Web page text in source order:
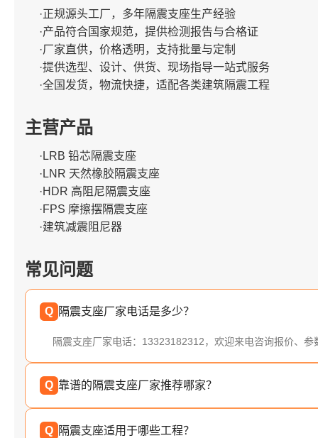
·正规源头工厂，多年隔震支座生产经验
·产品符合国家规范，提供检测报告与合格证
·厂家直供，价格透明，支持批量与定制
·提供选型、设计、供货、现场指导一站式服务
·全国发货，物流快捷，适配各类建筑隔震工程
主营产品
·LRB 铅芯隔震支座
·LNR 天然橡胶隔震支座
·HDR 高阻尼隔震支座
·FPS 摩擦摆隔震支座
·建筑减震阻尼器
常见问题
Q 隔震支座厂家电话是多少？
隔震支座厂家电话：13323182312，欢迎来电咨询报价、参
Q 靠谱的隔震支座厂家推荐哪家？
Q 隔震支座适用于哪些工程？